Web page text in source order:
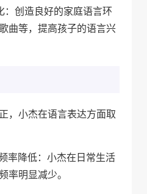
：创造良好的家庭语言环
曲等，提高孩子的语言兴
，小杰在语言表达方面取
率降低：小杰在日常生活
率明显减少。